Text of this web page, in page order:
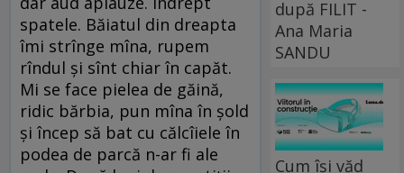
spatele. Băiatul din dreapta
îmi strînge mîna, rupem
rîndul și sînt chiar în capăt.
Mi se face pielea de găină,
ridic bărbia, pun mîna în șold
și încep să bat cu călcîiele în
podea de parcă n-ar fi ale
după FILIT -
Ana Maria
SANDU
Cum își văd